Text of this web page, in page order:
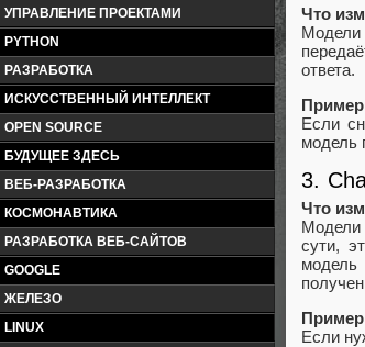
УПРАВЛЕНИЕ ПРОЕКТАМИ
PYTHON
РАЗРАБОТКА
ИСКУССТВЕННЫЙ ИНТЕЛЛЕКТ
OPEN SOURCE
БУДУЩЕЕ ЗДЕСЬ
ВЕБ-РАЗРАБОТКА
КОСМОНАВТИКА
РАЗРАБОТКА ВЕБ-САЙТОВ
GOOGLE
ЖЕЛЕЗО
LINUX
Что
ответа.
Если
модель
3.
Что
Модели
сути,
модель
Если